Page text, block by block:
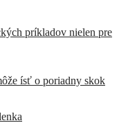
príkladov nielen pre
ísť o poriadny skok